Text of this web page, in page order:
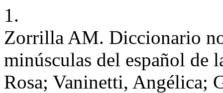
1.
Zorrilla AM. Diccionario
minúsculas del español
Rosa; Vaninetti, Angélica;